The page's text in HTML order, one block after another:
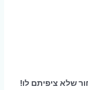
שלא ציפיתם לו!